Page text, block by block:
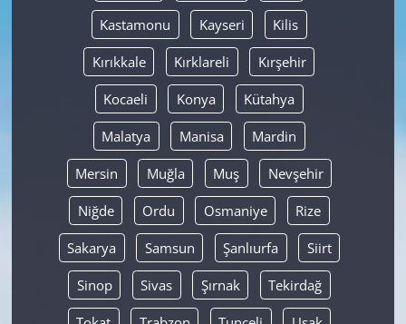
Kastamonu Kayseri Kilis
Kırıkkale Kırklareli Kırşehir
Kocaeli Konya Kütahya
Malatya Manisa Mardin
Mersin Muğla Muş Nevşehir
Niğde Ordu Osmaniye Rize
Sakarya Samsun Şanlıurfa Siirt
Sinop Sivas Şırnak Tekirdağ